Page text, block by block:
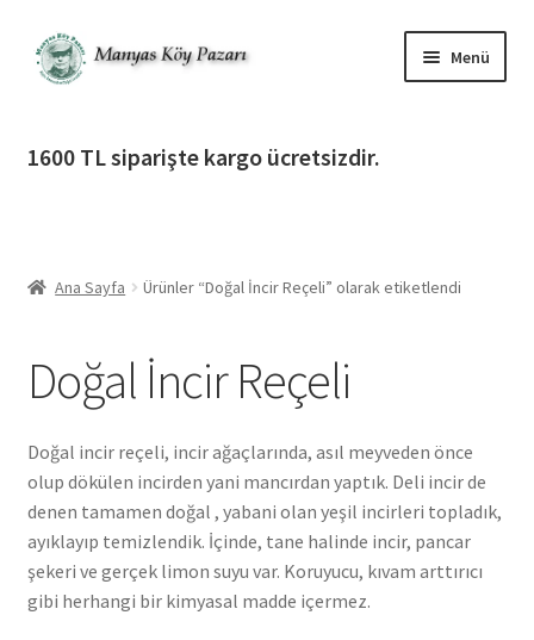
Dolaşıma
geç
İçeriğe
geç
Menü
İletişim
1600 TL siparişte kargo ücretsizdir.
Ana Sayfa Ürünler “Doğal İncir Reçeli” olarak etiketlendi
Doğal İncir Reçeli
Doğal incir reçeli, incir ağaçlarında, asıl meyveden önce
olup dökülen incirden yani mancırdan yaptık. Deli incir de
denen tamamen doğal , yabani olan yeşil incirleri topladık,
ayıklayıp temizlendik. İçinde, tane halinde incir, pancar
şekeri ve gerçek limon suyu var. Koruyucu, kıvam arttırıcı
gibi herhangi bir kimyasal madde içermez.